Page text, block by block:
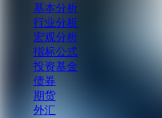
基本分析
行业分析
宏观分析
指标公式
投资基金
债券
期货
外汇